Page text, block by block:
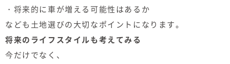
・将来的に車が増える可能性はあるか
なども土地選びの大切なポイントになります。
将来のライフスタイルも考えてみる
今だけでなく、